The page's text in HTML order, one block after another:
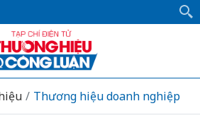
Thương hiệu doanh nghiệp